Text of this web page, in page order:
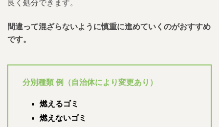
良く処分できます。
間違って混ざらないように慎重に進めていくのがおすすめ
です。
分別種類 例（自治体により変更あり）
燃えるゴミ
燃えないゴミ